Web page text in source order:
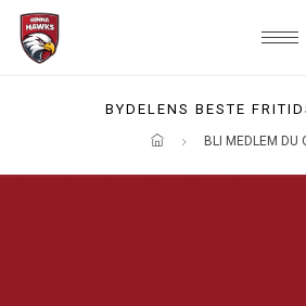
BYDELENS BESTE
BLI MEDLEM DU